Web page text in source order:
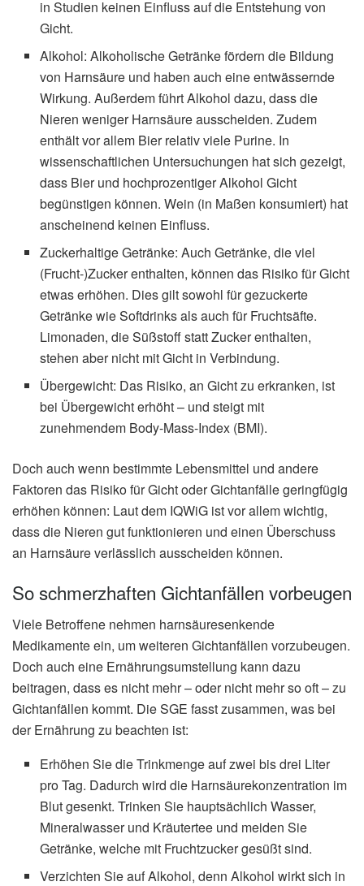
in Studien keinen Einfluss auf die Entstehung von
Gicht.
Alkohol: Alkoholische Getränke fördern die Bildung
von Harnsäure und haben auch eine entwässernde
Wirkung. Außerdem führt Alkohol dazu, dass die
Nieren weniger Harnsäure ausscheiden. Zudem
enthält vor allem Bier relativ viele Purine. In
wissenschaftlichen Untersuchungen hat sich gezeigt,
dass Bier und hochprozentiger Alkohol Gicht
begünstigen können. Wein (in Maßen konsumiert) hat
anscheinend keinen Einfluss.
Zuckerhaltige Getränke: Auch Getränke, die viel
(Frucht-)Zucker enthalten, können das Risiko für Gicht
etwas erhöhen. Dies gilt sowohl für gezuckerte
Getränke wie Softdrinks als auch für Fruchtsäfte.
Limonaden, die Süßstoff statt Zucker enthalten,
stehen aber nicht mit Gicht in Verbindung.
Übergewicht: Das Risiko, an Gicht zu erkranken, ist
bei Übergewicht erhöht – und steigt mit
zunehmendem Body-Mass-Index (BMI).
Doch auch wenn bestimmte Lebensmittel und andere
Faktoren das Risiko für Gicht oder Gichtanfälle geringfügig
erhöhen können: Laut dem IQWiG ist vor allem wichtig,
dass die Nieren gut funktionieren und einen Überschuss
an Harnsäure verlässlich ausscheiden können.
So schmerzhaften Gichtanfällen vorbeugen
Viele Betroffene nehmen harnsäuresenkende
Medikamente ein, um weiteren Gichtanfällen vorzubeugen.
Doch auch eine Ernährungsumstellung kann dazu
beitragen, dass es nicht mehr – oder nicht mehr so oft – zu
Gichtanfällen kommt. Die SGE fasst zusammen, was bei
der Ernährung zu beachten ist:
Erhöhen Sie die Trinkmenge auf zwei bis drei Liter
pro Tag. Dadurch wird die Harnsäurekonzentration im
Blut gesenkt. Trinken Sie hauptsächlich Wasser,
Mineralwasser und Kräutertee und meiden Sie
Getränke, welche mit Fruchtzucker gesüßt sind.
Verzichten Sie auf Alkohol, denn Alkohol wirkt sich in